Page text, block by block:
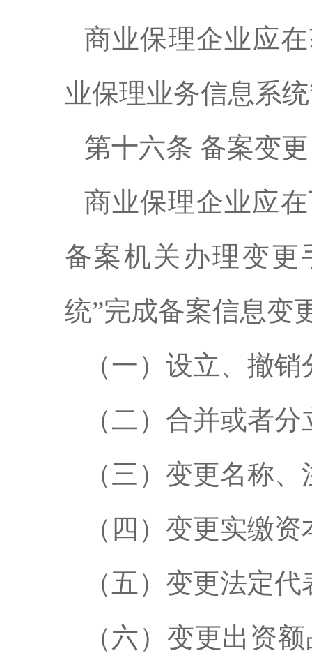
商业保理企业应
业保理业务信息系
第十六条 备案变更
商业保理企业应
备案机关办理变更
统”完成备案信息变
（一）设立、撤
（二）合并或者分
（三）变更名称
（四）变更实缴资
（五）变更法定
（六）变更出资